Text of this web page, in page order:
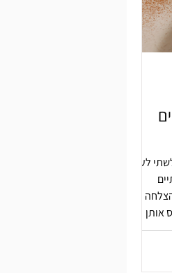
לעוגת
לא
אותן
אותן